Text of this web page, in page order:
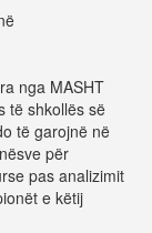
nga MASHT
të shkollës së
të garojnë në
për
pas analizimit
e këtij